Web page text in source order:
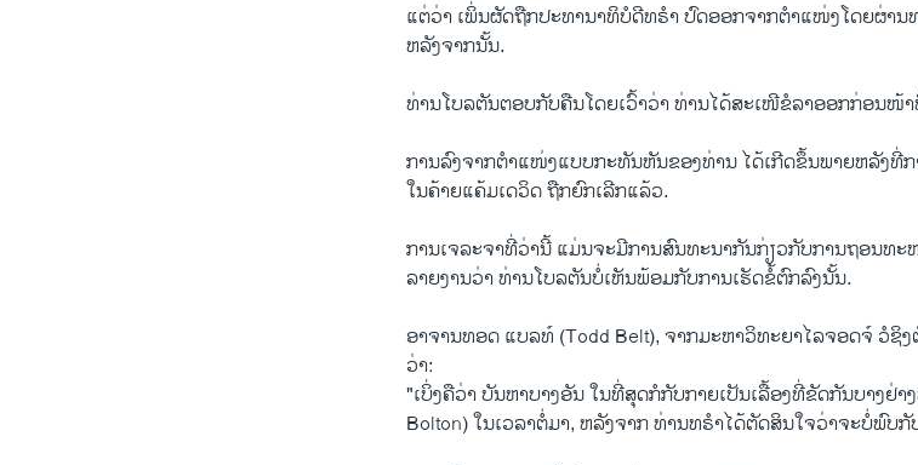
ແຕ່​ວ່າ ເພິ່ນ​ຜັດ​ຖືກປະ​ທາ​ນາ​ທິ​ບໍ​ດີທ​ຣຳ ປົດ​ອອກ​ຈາກ​ຕຳ​ແໜ່ງໂດຍ​ຜ່ານ​
ຫລັງ​ຈາກນັ້ນ.
ທ່ານ​ໂບ​ລ​ຕັນ​ຕອບ​ກັບຄືນໂດຍ​ເວົ້າ​ວ່າ ທ່ານ​ໄດ້​ສະ​ເໜີ​ຂໍ​ລາ​ອອກ​ກ່ອນ​ໜ້
ການລົງ​ຈາກ​ຕຳ​ແໜ່ງ​ແບບ​ກະ​ທັນ​ຫັນ​ຂອງ​ທ່ານ ​ໄດ້​ເກີດ​ຂຶ້ນພາຍ​ຫລັງ​ທີ່​
ໃນ​ຄ້າຍແຄ້ມ​ເດ​ວິດ ຖືກ​ຍົກ​ເລີກແລ້ວ.
ການ​ເຈ​ລະ​ຈາ​ທີ່​ວ່ານີ້ ແມ່ນ​ຈະ​ມີ​ການສົນ​ທະ​ນາ​ກັນກ່ຽວ​ກັບ​ການ​ຖອນ​ທ
ລາຍ​ງານ​ວ່າ ທ່ານໂບ​ລ​ຕັນບໍ່​ເຫັນພ້ອມ​ກັບ​ການ​ເຮັດ​ຂໍ້​ຕົກ​ລົງ​ນັ້ນ.
ອາ​ຈານທອດ ແບ​ລ​ທ໌ (Todd Belt), ຈາກ​ມະ​ຫາ​ວິ​ທະ​ຍາ​ໄລຈອດ​ຈ໌ ວໍ​ຊິ​ງ​
ວ່າ:
"ເບິ່ງ​ຄື​ວ່າ ບັນ​ຫາ​ບາງ​ອັນ ໃນ​ທີ່​ສຸດ​ກໍ​ກັບກາຍ​ເປັນ​ເລື້ອງທີ່​ຂັດ​ກັນບາງ​ຢ່
Bolton) ໃນ​ເວ​ລາ​ຕໍ່​ມາ, ​ຫລັງຈາກ ທ່ານທ​ຣຳໄດ້ຕັດ​ສິນ​ໃຈວ່າ​ຈະ​ບໍ່​ພົບ​